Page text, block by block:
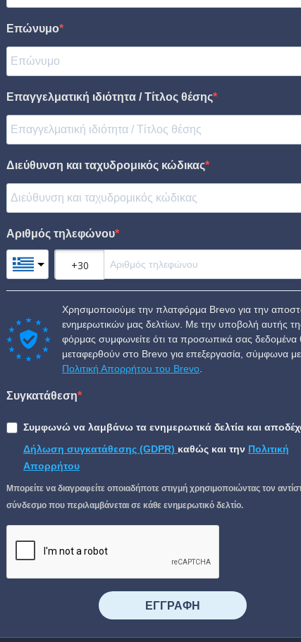
Επώνυμο
Επαγγελματική ιδιότητα / Τίτλος θέσης
Διεύθυνση και ταχυδρομικός κώδικας
Αριθμός τηλεφώνου
Χρησιμοποιούμε την πλατφόρμα Brevo για την
ενημερωτικών μας δελτίων. Με την υποβολή αυτής
φόρμας συμφωνείτε ότι τα προσωπικά σας δεδομένα
μεταφερθούν στο Brevo για επεξεργασία, σύμφωνα
Πολιτική Απορρήτου του Brevo
Συγκατάθεση
Συμφωνώ να λαμβάνω τα ενημερωτικά δελτία και
Δήλωση συγκατάθεσης (GDPR) καθώς και την Πολιτική
Απορρήτου
Μπορείτε να διαγραφείτε οποιαδήποτε στιγμή χρησιμοποιώντας τον
σύνδεσμο που περιλαμβάνεται σε κάθε ενημερωτικό δελτίο.
⠀⠀⠀⠀ΕΓΓΡΑΦΗ⠀⠀⠀⠀